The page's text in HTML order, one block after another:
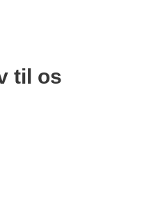
til os